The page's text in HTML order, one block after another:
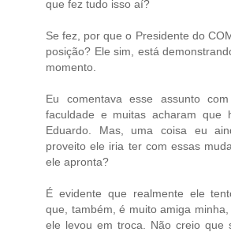
que fez tudo isso aí?
Se fez, por que o Presidente do
posição? Ele sim, está
momento.
Eu comentava esse assunto
faculdade e muitas acharam que
Eduardo. Mas, uma coisa eu
proveito ele iria ter com essas
ele apronta?
É evidente que realmente ele
que, também, é muito amiga
ele levou em troca. Não creio que